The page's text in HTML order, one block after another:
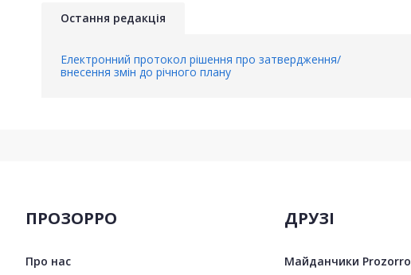
Остання редакція
Електронний протокол рішення про затвердження/
внесення змін до річного плану
ПРОЗОРРО
Про нас
ДРУЗІ
Майданчики Prozorro